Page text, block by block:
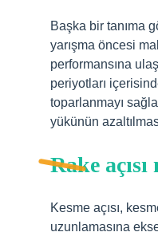
Başka bir tanıma
yarışma öncesi
performansına
periyotları
toparlanmayı
yükünün
Rake
Kesme açısı,
uzunlamasına